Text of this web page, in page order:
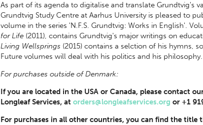
As part of its agenda to digitalise and translate Grundtvig's
Grundtvig Study Centre at Aarhus University is pleased to
volume in the series 'N.F.S. Grundtvig: Works in English'.
for Life (2011), contains Grundtvig's major writings on
Living Wellsprings (2015) contains a selction of his hymns,
Future volumes will deal with his politics and his philosophy.
For purchases outside of Denmark:
If you are located in the USA or Canada, please contact
Longleaf Services, atorders@longleafservices.org or +1
For purchases in all other countries, you can find the title